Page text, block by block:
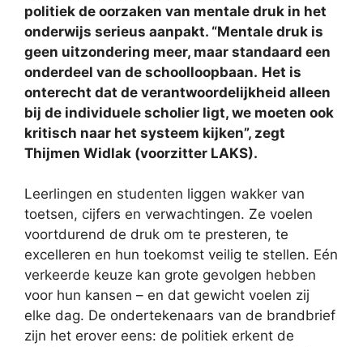
politiek de oorzaken van mentale druk in het
onderwijs serieus aanpakt. “Mentale druk is
geen uitzondering meer, maar standaard een
onderdeel van de schoolloopbaan. Het is
onterecht dat de verantwoordelijkheid alleen
bij de individuele scholier ligt, we moeten ook
kritisch naar het systeem kijken”, zegt
Thijmen Widlak (voorzitter LAKS).
Leerlingen en studenten liggen wakker van
toetsen, cijfers en verwachtingen. Ze voelen
voortdurend de druk om te presteren, te
excelleren en hun toekomst veilig te stellen. Eén
verkeerde keuze kan grote gevolgen hebben
voor hun kansen – en dat gewicht voelen zij
elke dag. De ondertekenaars van de brandbrief
zijn het erover eens: de politiek erkent de